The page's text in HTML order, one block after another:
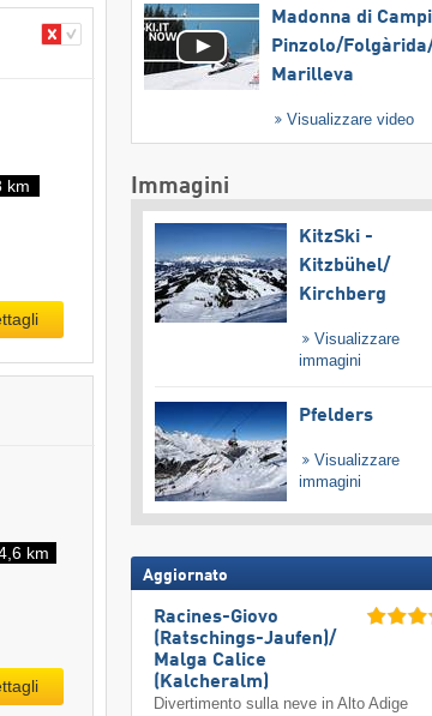
km
km
Madonna di
Pinzolo/​
Marilleva
Visualizzare video
Immagini
KitzSki -
Kitzbühel/​
Kirchberg
Visualizzare
immagini
Pfelders
Visualizzare
immagini
Aggiornato
Racines-Giovo
(Ratschings-Jaufen)/​
Malga Calice
(Kalcheralm)
Divertimento sulla neve in Alto Adige